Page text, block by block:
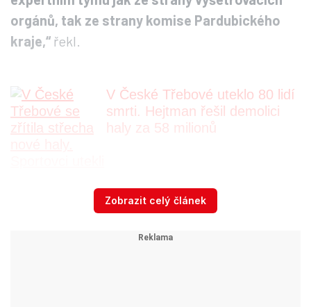
Stavební firma: Nevíme, proč se
střecha zřítila. Normy jsme dodrželi
Novinářům v neděli řekl,že v tuto chvíli není
„Těch variant je spousta, nechme to řešení na
Zobrazit celý článek